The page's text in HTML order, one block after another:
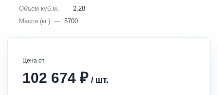
Объем куб.м. — 2,28
Масса (кг.) — 5700
Цена от
102 674 ₽ / шт.